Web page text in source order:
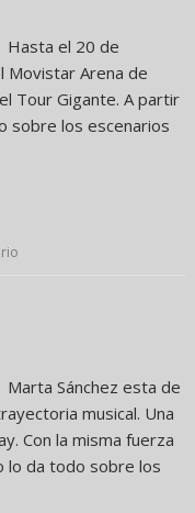
Hasta el 20 de
Movistar Arena de
Tour Gigante. A partir
sobre los escenarios
Marta Sánchez esta de
musical. Una
Con la misma fuerza
lo da todo sobre los